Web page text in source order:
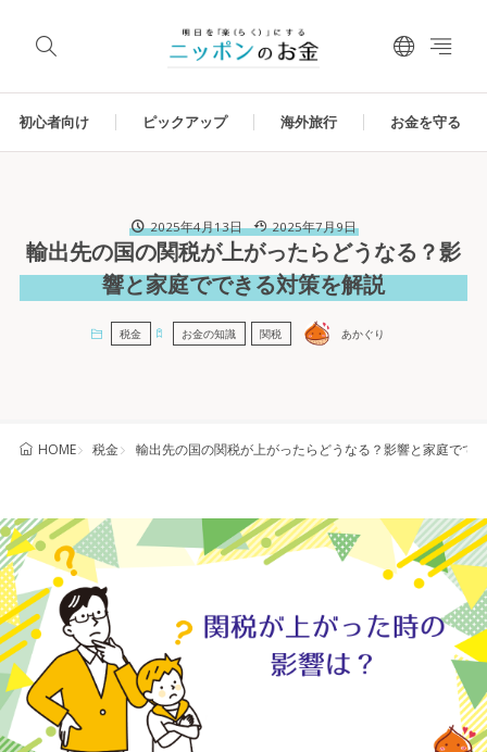
初心者向け ピックアップ 海外旅行 お金を守る
2025年4月13日 2025年7月9日
輸出先の国の関税が上がったらどうなる？影
響と家庭でできる対策を解説
税金 お金の知識 関税 あかぐり
HOME 税金 輸出先の国の関税が上がったらどうなる？影響と家庭でで